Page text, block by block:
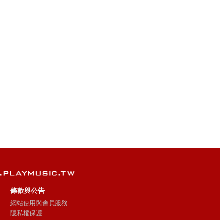
條款與公告
網站使用與會員服務
隱私權保護